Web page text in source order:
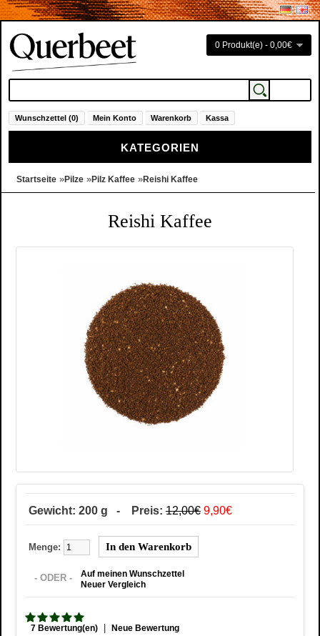
0 Produkt(e) - 0,00€
Wunschzettel (0) Mein Konto Warenkorb Kassa
KATEGORIEN
Startseite »Pilze »Pilz Kaffee »Reishi Kaffee
Reishi Kaffee
Gewicht: 200 g - Preis: 12,00€ 9,90€
Menge:
- ODER -
Auf meinen Wunschzettel
Neuer Vergleich
7 Bewertung(en) | Neue Bewertung